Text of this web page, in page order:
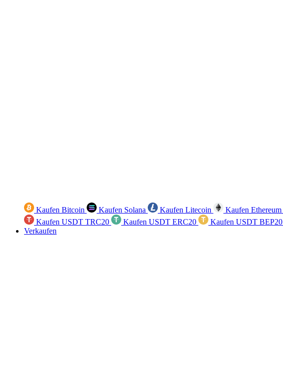
Kaufen Bitcoin Kaufen Solana Kaufen Litecoin Kaufen Ethereum
Kaufen USDT TRC20
Kaufen USDT ERC20 Kaufen USDT BEP20
Verkaufen